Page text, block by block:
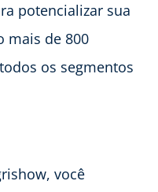
potencializar sua
mais de 800
os segmentos
você